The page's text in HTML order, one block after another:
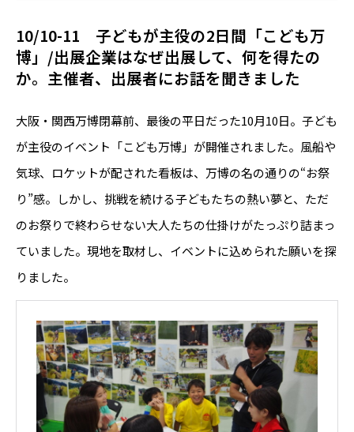
10/10-11 子どもが主役の2日間「こども万
博」/出展企業はなぜ出展して、何を得たの
か。主催者、出展者にお話を聞きました
大阪・関西万博閉幕前、最後の平日だった10月10日。子ども
が主役のイベント「こども万博」が開催されました。風船や
気球、ロケットが配された看板は、万博の名の通りの“お祭
り”感。しかし、挑戦を続ける子どもたちの熱い夢と、ただ
のお祭りで終わらせない大人たちの仕掛けがたっぷり詰まっ
ていました。現地を取材し、イベントに込められた願いを探
りました。